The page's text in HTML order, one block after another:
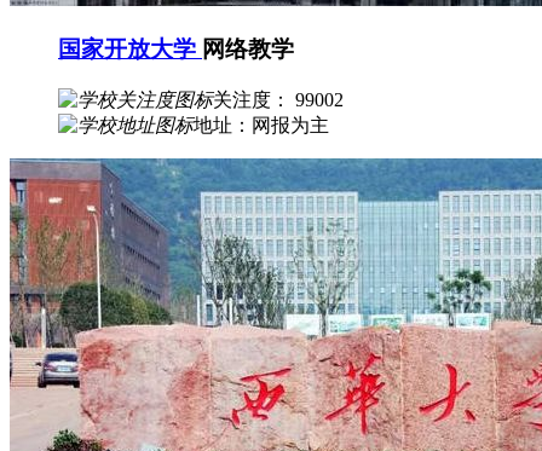
国家开放大学 网络教学
关注度： 99002
地址：网报为主